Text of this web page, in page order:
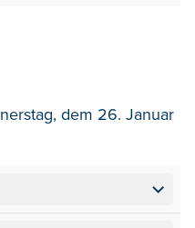
dem 26. Januar